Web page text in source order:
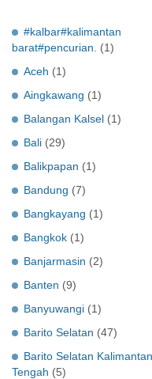
#kalbar#kalimantan
barat#pencurian.
(1)
Aceh (1)
Aingkawang (1)
Balangan Kalsel (1)
Bali (29)
Balikpapan (1)
Bandung (7)
Bangkayang (1)
Bangkok (1)
Banjarmasin (2)
Banten (9)
Banyuwangi (1)
Barito Selatan (47)
Barito Selatan Kalimantan
Tengah (5)